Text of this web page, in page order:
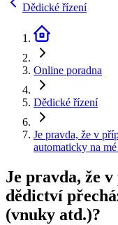
Dědické řízení
Online poradna
Dědické řízení
Je pravda, že v
automaticky na
Je pravda, že
dědictví
(vnuky atd.)?